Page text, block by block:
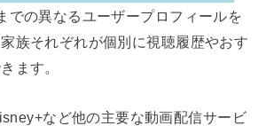
での異なるユーザープロフィールを
族それぞれが個別に視聴履歴やおす
ます。
など他の主要な動画配信サービ